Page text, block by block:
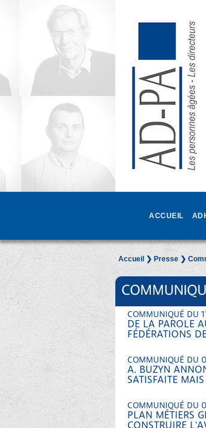
ACCUEIL
Accueil ❯ Presse ❯
COMMUNIQUÉ DU
DE LA PAROLE
FÉDÉRATIONS
COMMUNIQUÉ DU
A. BUZYN
SATISFAITE
COMMUNIQUÉ DU
PLAN MÉTIERS
CONSTRUIRE